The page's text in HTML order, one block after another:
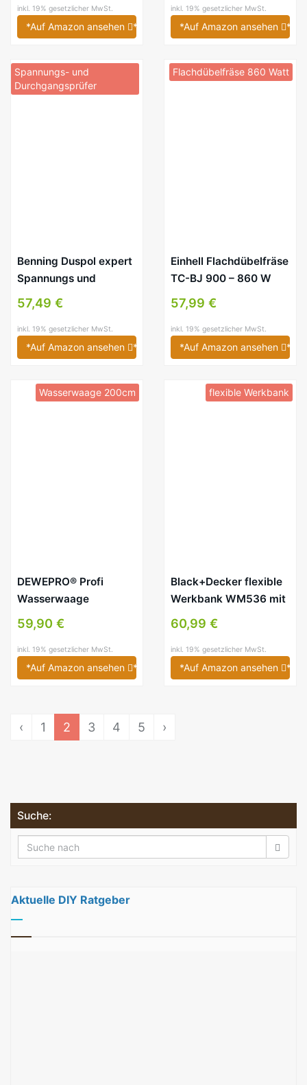
für Schlitzschrauben
(2,5 / 4 / 5,5 / 6,5) &
Kreuzschlitzschrauben
(0 / 1 / 2) mit Klingen
aus Vanadium Stahl
inkl. 19% gesetzlicher MwSt.
*Auf Amazon ansehen *
inkl. 19% gesetzlicher MwSt.
*Auf Amazon ansehen *
Spannungs- und
Durchgangsprüfer
Benning Duspol expert
Spannungs und
Durchgangsprüfer,
050262
57,49 €
inkl. 19% gesetzlicher MwSt.
*Auf Amazon ansehen *
Flachdübelfräse 860 Watt
Einhell Flachdübelfräse
TC-BJ 900 – 860 W
57,99 €
inkl. 19% gesetzlicher MwSt.
*Auf Amazon ansehen *
Wasserwaage 200cm
DEWEPRO® Profi
Wasserwaage
Aluminium – rot
lackiert – Länge:
200cm 2m –
Messtoleranz:
Aluminiumwasserwaage
59,90 €
inkl. 19% gesetzlicher MwSt.
*Auf Amazon ansehen *
flexible Werkbank
Black+Decker flexible
Werkbank WM536 mit
großer Arbeitsfläche –
Höhenverstellbar – Bis
160 kg belastbar
60,99 €
inkl. 19% gesetzlicher MwSt.
*Auf Amazon ansehen *
‹ 1 2 3 4 5 ›
Suche:
Aktuelle DIY Ratgeber